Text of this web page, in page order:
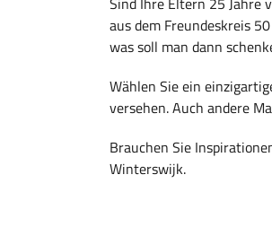
aus dem Freundeskreis
was soll man dann
Wählen Sie ein
versehen. Auch andere
Brauchen Sie
Winterswijk.